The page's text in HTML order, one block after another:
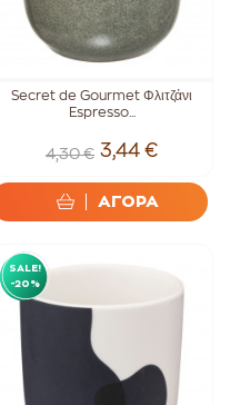
Secret de Gourmet Φλιτζάνι
Espresso...
4,30 € 3,44 €
ΑΓΟΡΑ
SALE!
-20%